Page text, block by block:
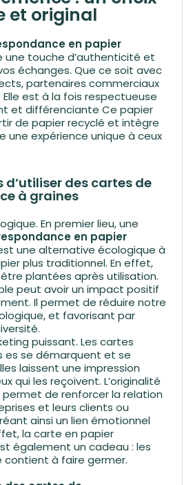
et original
en papier
une touche d’authenticité et
échanges. Que ce soit avec
partenaires commerciaux
est à la fois respectueuse
et différenciante Ce papier
de papier recyclé et intègre
une expérience unique à ceux
d’utiliser des cartes de
à graines
En premier lieu, une
en papier
une alternative écologique à
plus traditionnel. En effet,
plantées après utilisation.
peut avoir un impact positif
Il permet de réduire notre
et favorisant par
puissant. Les cartes
es se démarquent et se
laissent une impression
qui les reçoivent. L’originalité
de renforcer la relation
et leurs clients ou
ainsi un lien émotionnel
la carte en papier
également un cadeau : les
contient à faire germer.